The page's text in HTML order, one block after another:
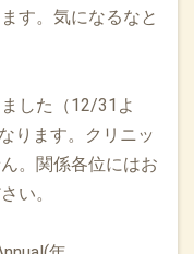
す。気になるなと
した（12/31よ
ります。クリニッ
。関係各位にはお
い。